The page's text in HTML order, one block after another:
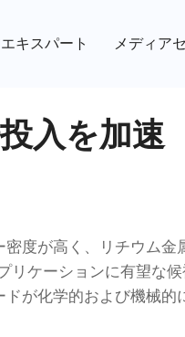
キスパート メディア
入を加速
度が高く、リチウム金
ケーションに有望な
が化学的および機械的